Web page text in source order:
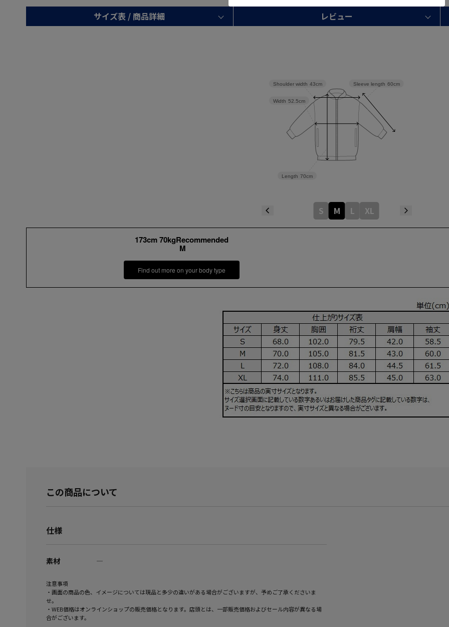
サイズ表 / 商品詳細 レビュー
Sleeve length 60cm
Length 70cm
Width 52.5cm
Shoulder width 43cm
S M L XL
173cm 70kgRecommended
M
Find out more on your body type
この商品について
仕様
素材 ―
注意事項
・画面の商品の色、イメージについては現品と多少の違いがある場合がございますが、予めご了承くださいま
せ。
・WEB価格はオンラインショップの販売価格となります。店頭とは、一部販売価格およびセール内容が異なる場
合がございます。